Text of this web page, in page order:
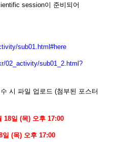
session이 준비되어
sub01.html#here
02_ activity/sub01_2.html?
시 파일 업로드 (첨부된 포스터
18일 (목) 오후 17:00
일 (목) 오후 17:00